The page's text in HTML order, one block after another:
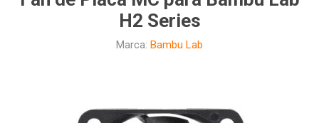
H2 Series
Marca: Bambu Lab